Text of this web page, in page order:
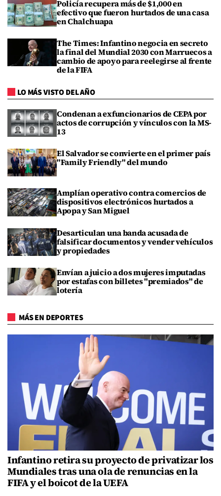
Policía recupera más de $1,000 en
efectivo que fueron hurtados de una casa
en Chalchuapa
The Times: Infantino negocia en secreto
la final del Mundial 2030 con Marruecos a
cambio de apoyo para reelegirse al frente
de la FIFA
LO MÁS VISTO DEL AÑO
Condenan a exfuncionarios de CEPA por
actos de corrupción y vínculos con la MS-
13
El Salvador se convierte en el primer país
"Family Friendly" del mundo
Amplían operativo contra comercios de
dispositivos electrónicos hurtados a
Apopa y San Miguel
Desarticulan una banda acusada de
falsificar documentos y vender vehículos
y propiedades
Envían a juicio a dos mujeres imputadas
por estafas con billetes "premiados" de
lotería
MÁS EN DEPORTES
Infantino retira su proyecto de privatizar los
Mundiales tras una ola de renuncias en la
FIFA y el boicot de la UEFA